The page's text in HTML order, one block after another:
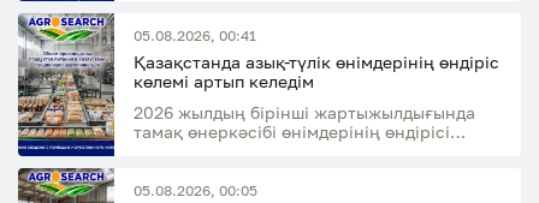
05.08.2026, 00:41
Қазақстанда азық-түлік өнімдерінің өндіріс
көлемі артып келедім
2026 жылдың бірінші жартыжылдығында
тамақ өнеркәсібі өнімдерінің өндірісі
05.08.2026, 00:05